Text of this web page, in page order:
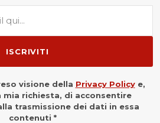
ISCRIVITI
visione della Privacy Policye,
mia richiesta, di acconsentire
trasmissione dei dati in essa
contenuti *